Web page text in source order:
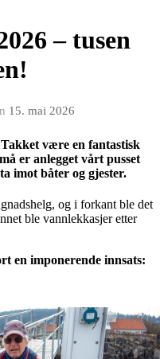
– tusen
15. mai 2026
være en fantastisk
er anlegget vårt pusset
imot båter og gjester.
og i forkant ble det
ble vannlekkasjer etter
en imponerende innsats: